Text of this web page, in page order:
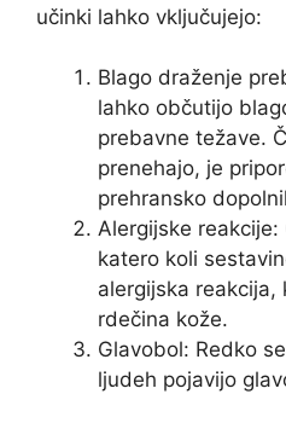
učinki lahko vključujejo:
Blago draženje
lahko občutijo
prebavne težave.
prenehajo, je
prehransko
Alergijske
katero koli
alergijska
rdečina kože.
Glavobol: Redko
ljudeh pojavijo